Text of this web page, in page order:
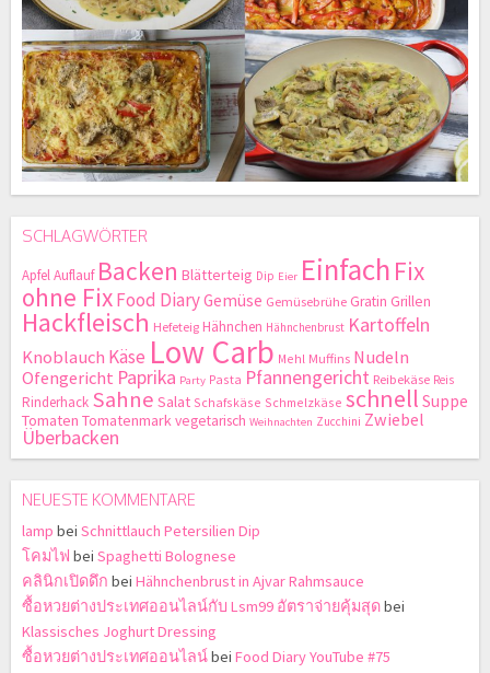
SCHLAGWÖRTER
ApfelAuflauf Backen Blätterteig Dip Eier Einfach Fix
ohne FixFood DiaryGemüse Gemüsebrühe Gratin Grillen
Hackfleisch Hefeteig Hähnchen Hähnchenbrust Kartoffeln
Knoblauch Käse Low Carb Mehl Muffins Nudeln
Ofengericht Paprika Party Pasta Pfannengericht Reibekäse Reis
Rinderhack Sahne Salat Schafskäse Schmelzkäse schnell Suppe
Tomaten Tomatenmarkvegetarisch Weihnachten Zucchini Zwiebel
Überbacken
NEUESTE KOMMENTARE
lamp bei Schnittlauch Petersilien Dip
โคมไฟ bei Spaghetti Bolognese
คลินิกเปิดดึก bei Hähnchenbrust in Ajvar Rahmsauce
ซื้อหวยต่างประเทศออนไลน์กับ Lsm99 อัตราจ่ายคุ้มสุดbei
Klassisches Joghurt Dressing
ซื้อหวยต่างประเทศออนไลน์bei Food Diary YouTube #75